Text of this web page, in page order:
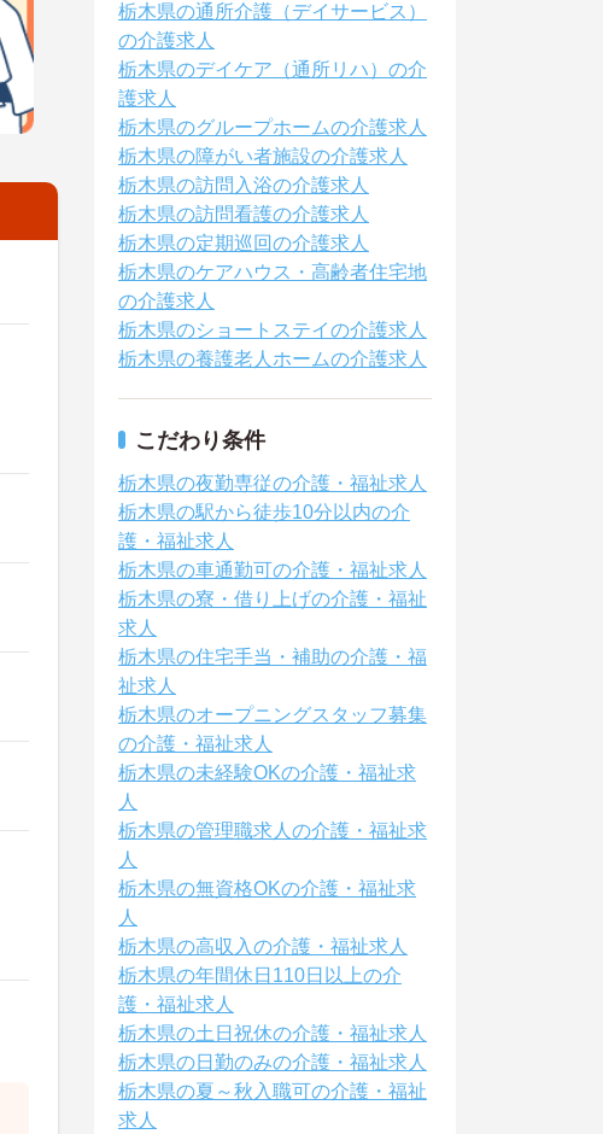
栃木県の通所介護（デイサービス）
の介護求人
栃木県のデイケア（通所リハ）の介
護求人
栃木県のグループホームの介護求人
栃木県の障がい者施設の介護求人
栃木県の訪問入浴の介護求人
栃木県の訪問看護の介護求人
栃木県の定期巡回の介護求人
栃木県のケアハウス・高齢者住宅地
の介護求人
栃木県のショートステイの介護求人
栃木県の養護老人ホームの介護求人
こだわり条件
栃木県の夜勤専従の介護・福祉求人
栃木県の駅から徒歩10分以内の介
護・福祉求人
栃木県の車通勤可の介護・福祉求人
栃木県の寮・借り上げの介護・福祉
求人
栃木県の住宅手当・補助の介護・福
祉求人
栃木県のオープニングスタッフ募集
の介護・福祉求人
栃木県の未経験OKの介護・福祉求
人
栃木県の管理職求人の介護・福祉求
人
栃木県の無資格OKの介護・福祉求
人
栃木県の高収入の介護・福祉求人
栃木県の年間休日110日以上の介
護・福祉求人
栃木県の土日祝休の介護・福祉求人
栃木県の日勤のみの介護・福祉求人
栃木県の夏～秋入職可の介護・福祉
求人